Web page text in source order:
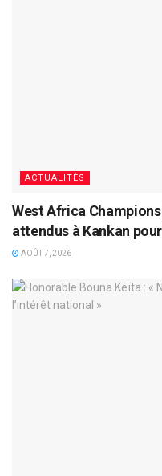
ACTUALITÉS
West Africa
attendus à Kankan
AOÛT 7, 2026